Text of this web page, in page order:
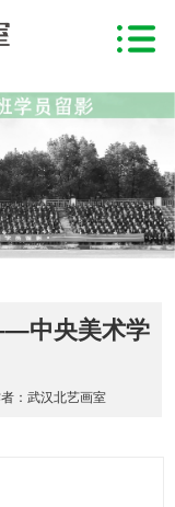
中央美术学
：武汉北艺画室